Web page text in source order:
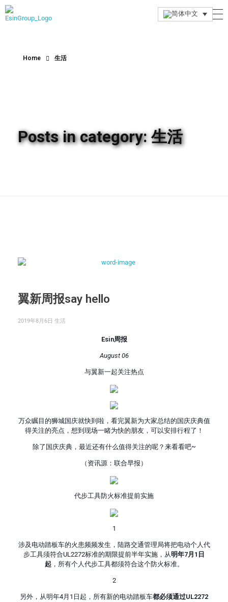
Home 生活
Posts in category: 生活
翼新周报say hello
2019年8月6日 生活
Esin周报
August 06
与翼新一起关注热点
万众瞩目的狮城国庆就快到啦，看完翼新为大家总结的国庆庆典值
得关注的亮点，想到现场一睹为快的朋友，可以安排行程了！
除了国庆庆典，最近还有什么值得关注的呢？来看看吧~
（资讯源：联合早报）
代步工具防火标准提前实施
1
涉及电动踏板车的火患频频发生，陆路交通管理局将把电动个人代
步工具须符合UL2272标准的期限提前半年实施，从明年7月1日
起，所有个人代步工具都须符合这个防火标准。
2
另外，从明年4月1日起，所有新的电动踏板车都必须通过UL2272